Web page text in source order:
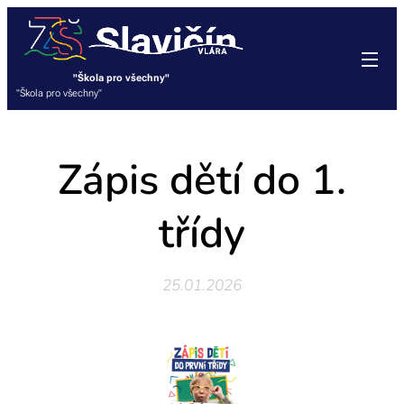
"Škola pro všechny"
"Škola pro všechny"
Zápis dětí do 1.
třídy
25.01.2026